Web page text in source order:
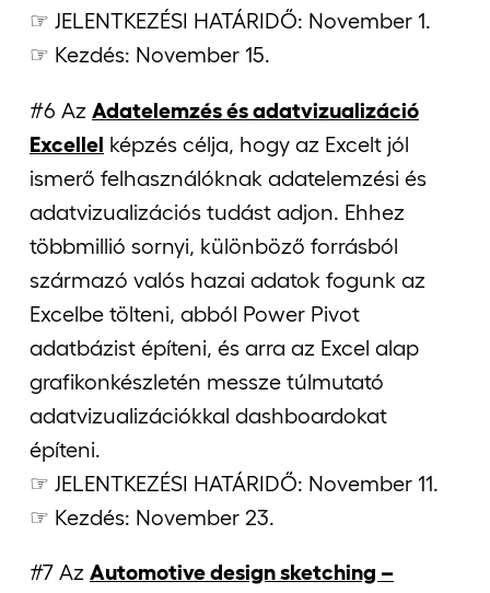
☞ JELENTKEZÉSI HATÁRIDŐ: November 1.
☞ Kezdés: November 15.
#6 Az Adatelemzés és adatvizualizáció
Excellel képzés célja, hogy az Excelt jól
ismerő felhasználóknak adatelemzési és
adatvizualizációs tudást adjon. Ehhez
többmillió sornyi, különböző forrásból
származó valós hazai adatok fogunk az
Excelbe tölteni, abból Power Pivot
adatbázist építeni, és arra az Excel alap
grafikonkészletén messze túlmutató
adatvizualizációkkal dashboardokat
építeni.
☞ JELENTKEZÉSI HATÁRIDŐ: November 11.
☞ Kezdés: November 23.
#7 Az Automotive design sketching –